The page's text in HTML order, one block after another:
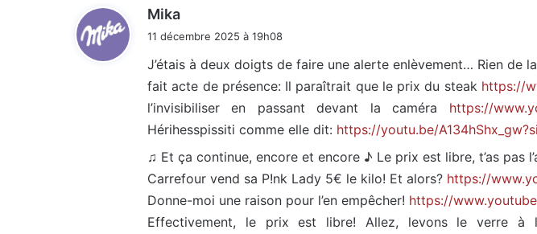
Mika
:
11 décembre 2025 à 19h08
J’étais à deux doigts de faire une alerte enlèvement… Rien de
fait acte de présence: Il paraîtrait que le prix du steak https://
l’invisibiliser en passant devant la caméra https://
Hérihesspissiti comme elle dit: https://youtu.be/
♫ Et ça continue, encore et encore ♪ Le prix est libre, t’as pas
Carrefour vend sa P!nk Lady 5€ le kilo! Et alors? https://
Donne-moi une raison pour l’en empêcher! https://
Effectivement, le prix est libre! Allez, levons le verre